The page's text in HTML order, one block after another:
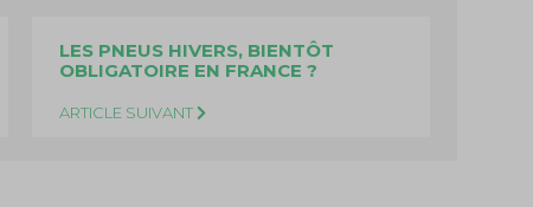
LES PNEUS HIVERS, BIENTÔT
OBLIGATOIRE EN FRANCE ?
ARTICLE SUIVANT